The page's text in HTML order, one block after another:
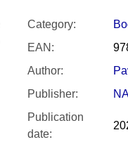
Category:
EAN :
Author:
Publisher:
Publication
date: